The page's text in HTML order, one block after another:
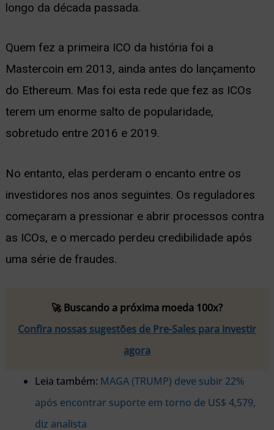
longo da década passada.
Quem fez a primeira ICO da história foi a
Mastercoin em 2013, ainda antes do lançamento
do Ethereum. Mas foi esta rede que fez as ICOs
terem um enorme salto de popularidade,
sobretudo entre 2016 e 2019.
No entanto, elas perderam o encanto entre os
investidores nos anos seguintes. Os reguladores
começaram a pressionar e abrir processos contra
as ICOs, e o mercado perdeu credibilidade após
uma série de fraudes.
🚀 Buscando a próxima moeda 100x?
Confira nossas sugestões de Pre-Sales para investir
agora
Leia também: MAGA (TRUMP) deve subir 22%
após encontrar suporte em torno de US$ 4,579,
diz analista